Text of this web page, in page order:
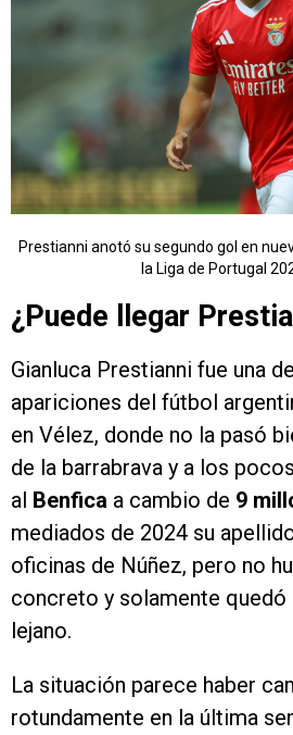
Prestianni anotó su segundo gol en
la Liga de Portugal
¿Puede llegar
Gianluca Prestianni fue una
apariciones del fútbol
en Vélez, donde no la pasó
de la barrabrava y a los
al Benfica a cambio de 9
mediados de 2024 su
oficinas de Núñez, pero no
concreto y solamente quedó
lejano.
La situación parece haber
rotundamente en la última